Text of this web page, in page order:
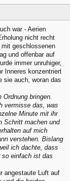
war - Aerien
nicht recht
geschlossenen
und offenbar auf
immer unruhiger,
Inneres konzentriert
sie auch, woran das
bringen.
vermisse das, was
Minute mit ihr
Schritt machen und
auf mich
verstehen. Bislang
ich dachte, dass
einfach ist das
angestaute Luft auf